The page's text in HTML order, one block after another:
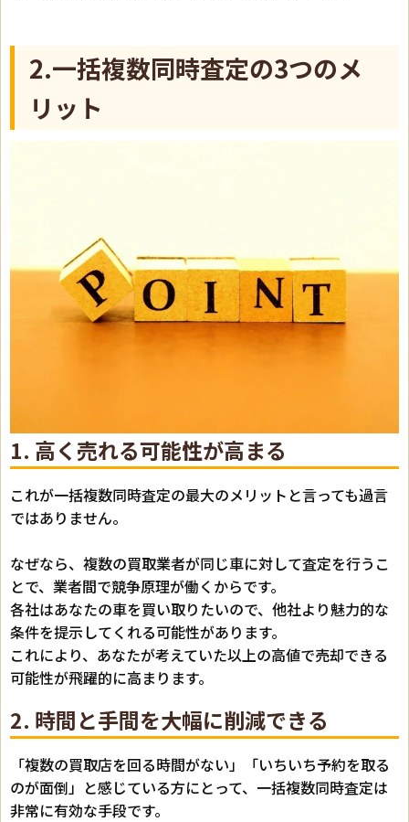
2.一括複数同時査定の3つのメ
リット
1. 高く売れる可能性が高まる
これが一括複数同時査定の最大のメリットと言っても過言
ではありません。
なぜなら、複数の買取業者が同じ車に対して査定を行うこ
とで、業者間で競争原理が働くからです。
各社はあなたの車を買い取りたいので、他社より魅力的な
条件を提示してくれる可能性があります。
これにより、あなたが考えていた以上の高値で売却できる
可能性が飛躍的に高まります。
2. 時間と手間を大幅に削減できる
「複数の買取店を回る時間がない」「いちいち予約を取る
のが面倒」と感じている方にとって、一括複数同時査定は
非常に有効な手段です。